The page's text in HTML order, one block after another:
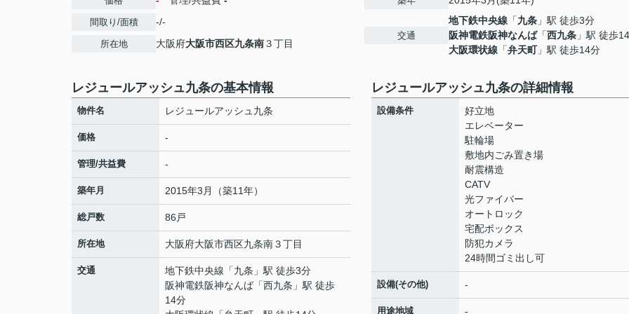
間取り/面積 -/-
所在地 大阪府大阪市西区九条南３丁目
交通
地下鉄中央線 「九条 」駅 徒歩3分
阪神電鉄阪神なんば「西九条 」駅 徒歩
大阪環状線 「弁天町」駅 徒歩14分
レジュールアッシュ九条の基本情報
物件名 レジュールアッシュ九条
価格 -
管理/共益費 -
築年月 2015年3月（築11年）
総戸数 86戸
所在地 大阪府大阪市西区九条南３丁目
交通 地下鉄中央線 「九条 」駅 徒歩3分
阪神電鉄阪神なんば 「西九条 」駅 徒歩
14分
レジュールアッシュ九条の詳細情報
設備条件
好立地
エレベーター
駐輪場
敷地内ごみ置き場
耐震構造
CATV
光ファイバー
オートロック
宅配ボックス
防犯カメラ
24時間ゴミ出し可
設備(その他) -
用途地域 -